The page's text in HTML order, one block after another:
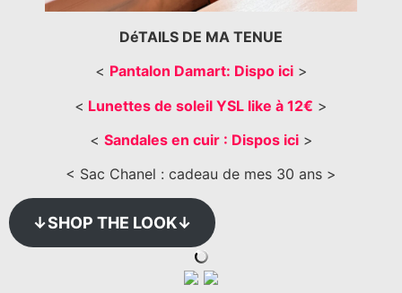
DéTAILS DE MA TENUE
< Pantalon Damart: Dispo ici>
< Lunettes de soleil YSL like à 12€ >
< Sandales en cuir : Dispos ici>
< Sac Chanel : cadeau de mes 30 ans >
↓SHOP THE LOOK↓